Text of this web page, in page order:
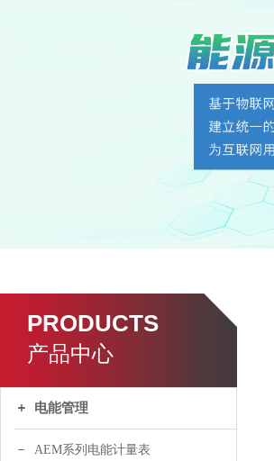
PRODUCTS
产品中心
电能管理
AEM系列电能计量表